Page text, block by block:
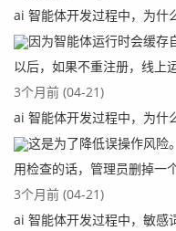
ai 智能体开发过程中，为什
因为智能体运行时会缓存
以后，如果不重注册，线上
3个月前 (04-21)
ai 智能体开发过程中，为什
这是为了降低误操作风险
用检查的话，管理员删掉一
3个月前 (04-21)
ai 智能体开发过程中，敏感